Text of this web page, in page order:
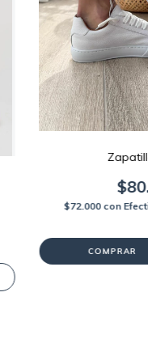
$72.000 con
COMPRAR